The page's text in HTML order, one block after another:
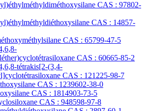
CAS : 97802-
CAS : 14857-
CAS : 65799-47-5
CAS : 60665-85-2
tétrakis[2-(3,4-
CAS : 121225-98-7
CAS : 1239602-38-0
CAS : 1814903-73-5
CAS : 948598-97-8